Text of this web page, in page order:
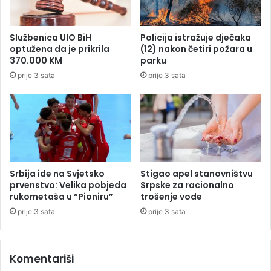
z
b
g
p
o
i
š
n
o
g
n
v
a
Službenica UIO BiH
optužena da je prikrila
370.000 KM
prije 3 sata
Policija istražuje dječaka
(12) nakon četiri požara u
parku
prije 3 sata
Srbija ide na Svjetsko
prvenstvo: Velika pobjeda
rukometaša u “Pioniru”
prije 3 sata
Stigao apel stanovništvu
Srpske za racionalno
trošenje vode
prije 3 sata
Komentariši